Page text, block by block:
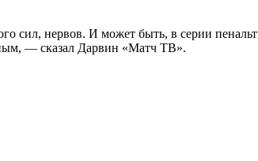
сил, нервов. И может быть, в серии
— сказал Дарвин «Матч ТВ».